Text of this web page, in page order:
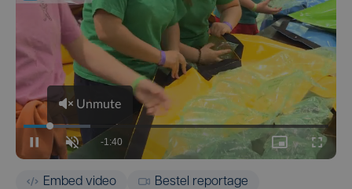
Embed video Bestel reportage